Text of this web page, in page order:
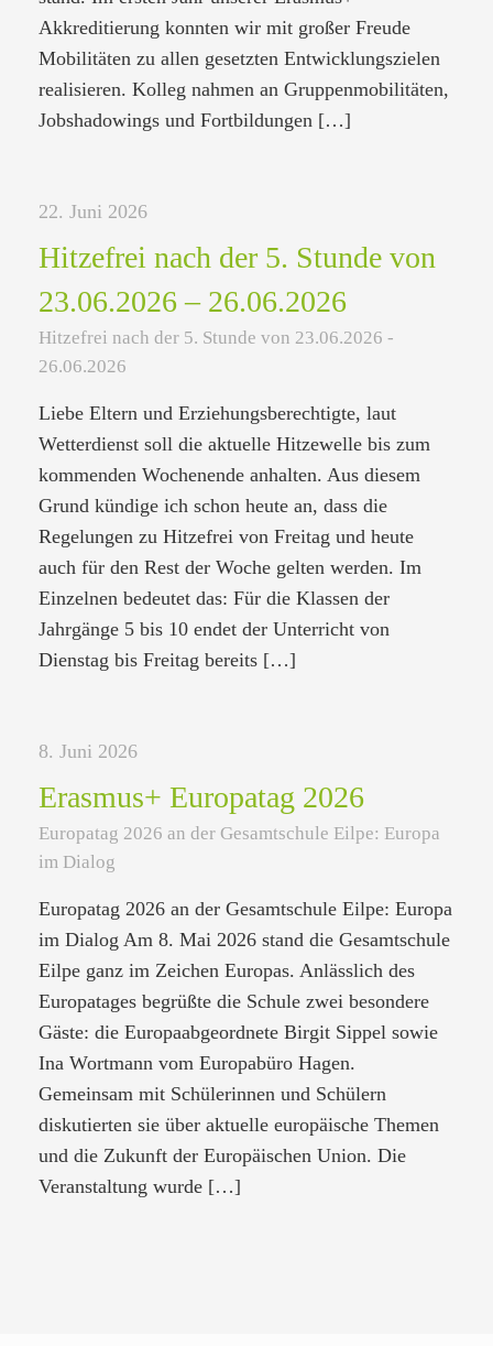
Akkreditierung konnten wir mit großer Freude
Mobilitäten zu allen gesetzten Entwicklungszielen
realisieren. Kolleg nahmen an Gruppenmobilitäten,
Jobshadowings und Fortbildungen […]
22. Juni 2026
Hitzefrei nach der 5. Stunde von
23.06.2026 – 26.06.2026
Hitzefrei nach der 5. Stunde von 23.06.2026 -
26.06.2026
Liebe Eltern und Erziehungsberechtigte, laut
Wetterdienst soll die aktuelle Hitzewelle bis zum
kommenden Wochenende anhalten. Aus diesem
Grund kündige ich schon heute an, dass die
Regelungen zu Hitzefrei von Freitag und heute
auch für den Rest der Woche gelten werden. Im
Einzelnen bedeutet das: Für die Klassen der
Jahrgänge 5 bis 10 endet der Unterricht von
Dienstag bis Freitag bereits […]
8. Juni 2026
Erasmus+ Europatag 2026
Europatag 2026 an der Gesamtschule Eilpe: Europa
im Dialog
Europatag 2026 an der Gesamtschule Eilpe: Europa
im Dialog Am 8. Mai 2026 stand die Gesamtschule
Eilpe ganz im Zeichen Europas. Anlässlich des
Europatages begrüßte die Schule zwei besondere
Gäste: die Europaabgeordnete Birgit Sippel sowie
Ina Wortmann vom Europabüro Hagen.
Gemeinsam mit Schülerinnen und Schülern
diskutierten sie über aktuelle europäische Themen
und die Zukunft der Europäischen Union. Die
Veranstaltung wurde […]